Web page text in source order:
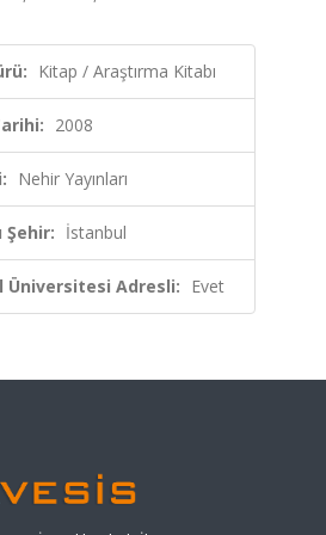
Kitap / Araştırma Kitabı
2008
Nehir Yayınları
Şehir: İstanbul
Üniversitesi Adresli: Evet